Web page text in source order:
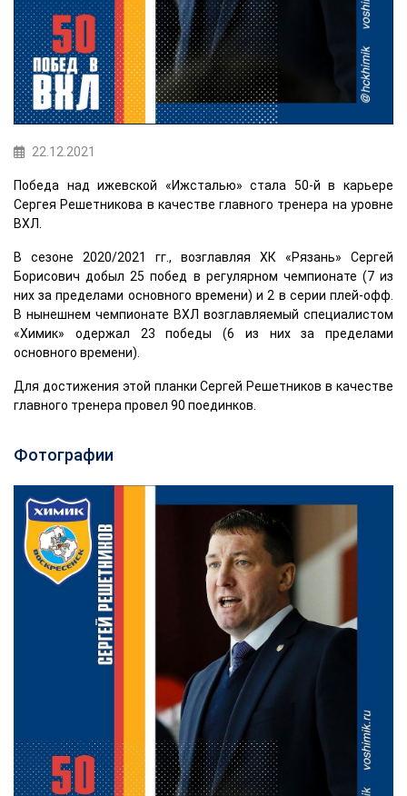
22.12.2021
Победа над ижевской «Ижсталью» стала 50-й в карьере
Сергея Решетникова в качестве главного тренера на уровне
ВХЛ.
В сезоне 2020/2021 гг., возглавляя ХК «Рязань» Сергей
Борисович добыл 25 побед в регулярном чемпионате (7 из
них за пределами основного времени) и 2 в серии плей-офф.
В нынешнем чемпионате ВХЛ возглавляемый специалистом
«Химик» одержал 23 победы (6 из них за пределами
основного времени).
Для достижения этой планки Сергей Решетников в качестве
главного тренера провел 90 поединков.
Фотографии